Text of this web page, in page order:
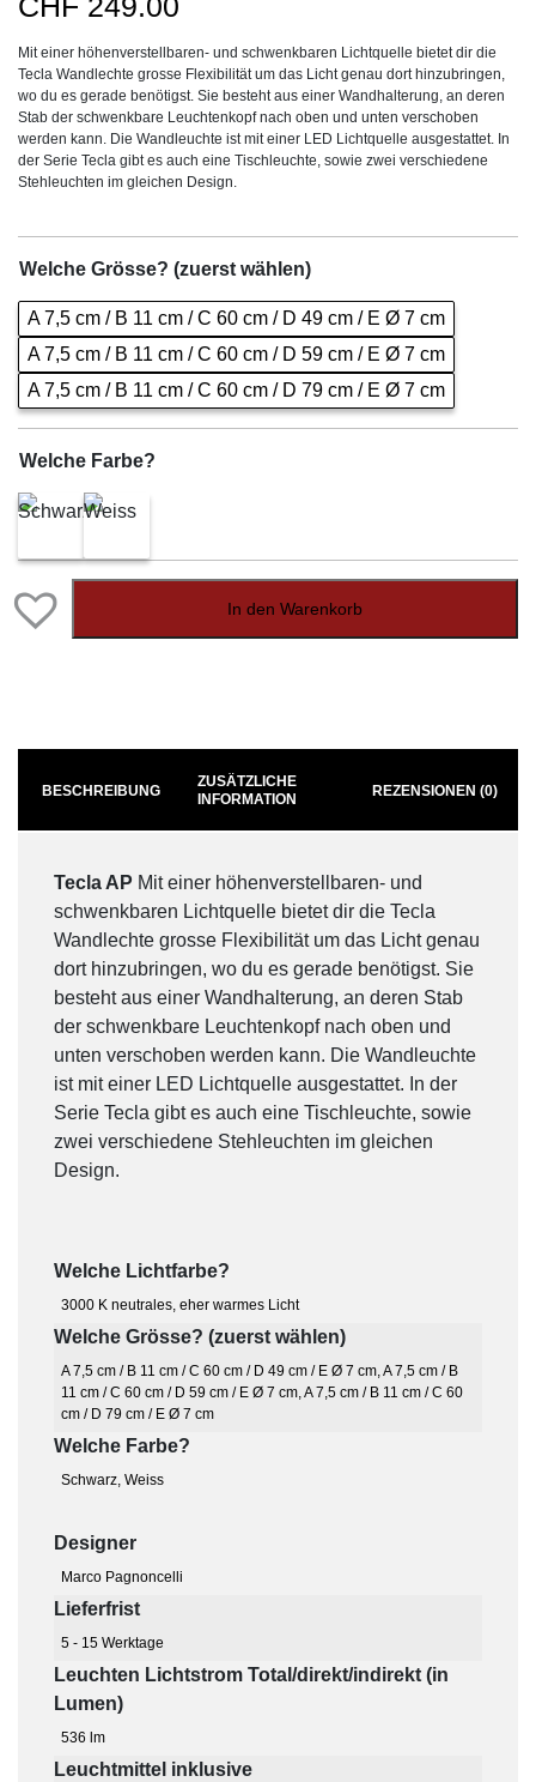
Mit einer höhenverstellbaren- und schwenkbaren Lichtquelle bietet dir die
Tecla Wandlechte grosse Flexibilität um das Licht genau dort hinzubringen,
wo du es gerade benötigst. Sie besteht aus einer Wandhalterung, an deren
Stab der schwenkbare Leuchtenkopf nach oben und unten verschoben
werden kann. Die Wandleuchte ist mit einer LED Lichtquelle ausgestattet. In
der Serie Tecla gibt es auch eine Tischleuchte, sowie zwei verschiedene
Stehleuchten im gleichen Design.
Welche Grösse? (zuerst wählen)
A 7,5 cm / B 11 cm / C 60 cm / D 49 cm / E Ø 7 cm
A 7,5 cm / B 11 cm / C 60 cm / D 59 cm / E Ø 7 cm
A 7,5 cm / B 11 cm / C 60 cm / D 79 cm / E Ø 7 cm
Welche Farbe?
In den Warenkorb
BESCHREIBUNG
ZUSÄTZLICHE
INFORMATION
REZENSIONEN (0)
Tecla AP Mit einer höhenverstellbaren- und
schwenkbaren Lichtquelle bietet dir die Tecla
Wandlechte grosse Flexibilität um das Licht genau
dort hinzubringen, wo du es gerade benötigst. Sie
besteht aus einer Wandhalterung, an deren Stab
der schwenkbare Leuchtenkopf nach oben und
unten verschoben werden kann. Die Wandleuchte
ist mit einer LED Lichtquelle ausgestattet. In der
Serie Tecla gibt es auch eine Tischleuchte, sowie
zwei verschiedene Stehleuchten im gleichen
Design.
Welche Lichtfarbe?
3000 K neutrales, eher warmes Licht
Welche Grösse? (zuerst wählen)
A 7,5 cm / B 11 cm / C 60 cm / D 49 cm / E Ø 7 cm,A 7,5 cm / B
11 cm / C 60 cm / D 59 cm / E Ø 7 cm,A 7,5 cm / B 11 cm / C 60
cm / D 79 cm / E Ø 7 cm
Welche Farbe?
Schwarz, Weiss
Designer
Marco Pagnoncelli
Lieferfrist
5 - 15 Werktage
Leuchten Lichtstrom Total/direkt/indirekt (in
Lumen)
536 lm
Leuchtmittel inklusive